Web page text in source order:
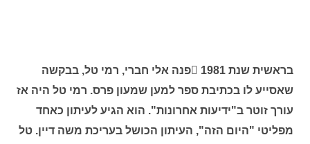
בראשית שנת 1981 פנה אלי חברי, רמי טל, בבקשה
שאסייע לו בכתיבת ספר למען שמעון פרס. רמי טל היה אז
עורך זוטר ב"ידיעות אחרונות". הוא הגיע לעיתון כאחד
מפליטי "היום הזה", העיתון הכושל בעריכת משה דיין. טל